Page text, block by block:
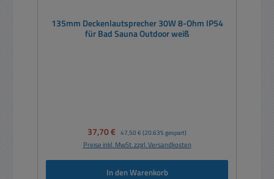
135mm Deckenlautsprecher 30W 8-Ohm IP54
für Bad Sauna Outdoor weiß
Verkaufspreis:
37,70 € Regulärer Preis:
47,50 € (20.63% gespart)
Preise inkl. MwSt. zzgl. Versandkosten
In den Warenkorb